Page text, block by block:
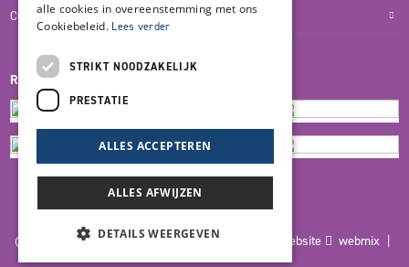
COOKIES
REVIEWMERK
© 2026 Blankers Product & Advies | Maatwerk website webmix |
alle cookies in overeenstemming met ons
Cookiebeleid. Lees verder
STRIKT NOODZAKELIJK
PRESTATIE
ALLES ACCEPTEREN
ALLES AFWIJZEN
DETAILS WEERGEVEN